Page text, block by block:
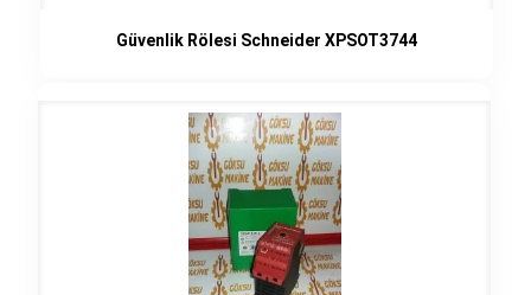
Güvenlik Rölesi Schneider XPSOT3744